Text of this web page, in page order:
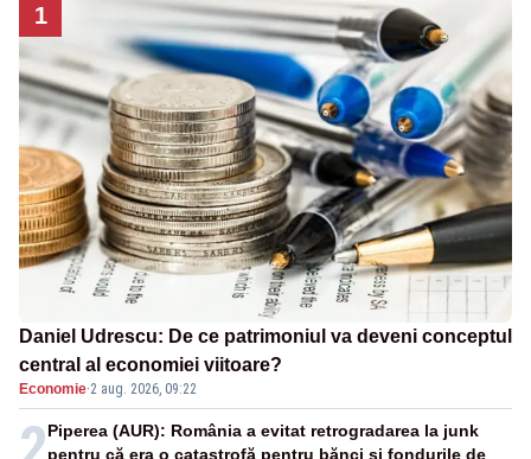
1
Daniel Udrescu: De ce patrimoniul va deveni conceptul
central al economiei viitoare?
Economie·2 aug. 2026, 09:22
Piperea (AUR): România a evitat retrogradarea la junk
pentru că era o catastrofă pentru bănci și fondurile de